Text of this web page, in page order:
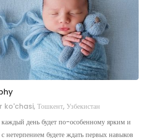
Тошкент, Узбекистан
день будет по-особенному ярким и
будете ждать первых навыков